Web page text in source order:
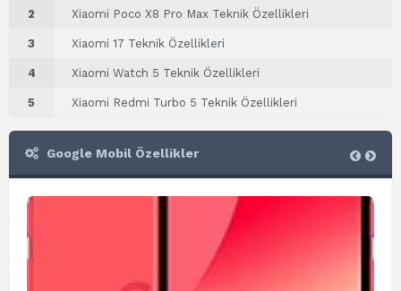
2 Xiaomi Poco X8 Pro Max Teknik Özellikleri
3 Xiaomi 17 Teknik Özellikleri
4 Xiaomi Watch 5 Teknik Özellikleri
5 Xiaomi Redmi Turbo 5 Teknik Özellikleri
Google Mobil Özellikler